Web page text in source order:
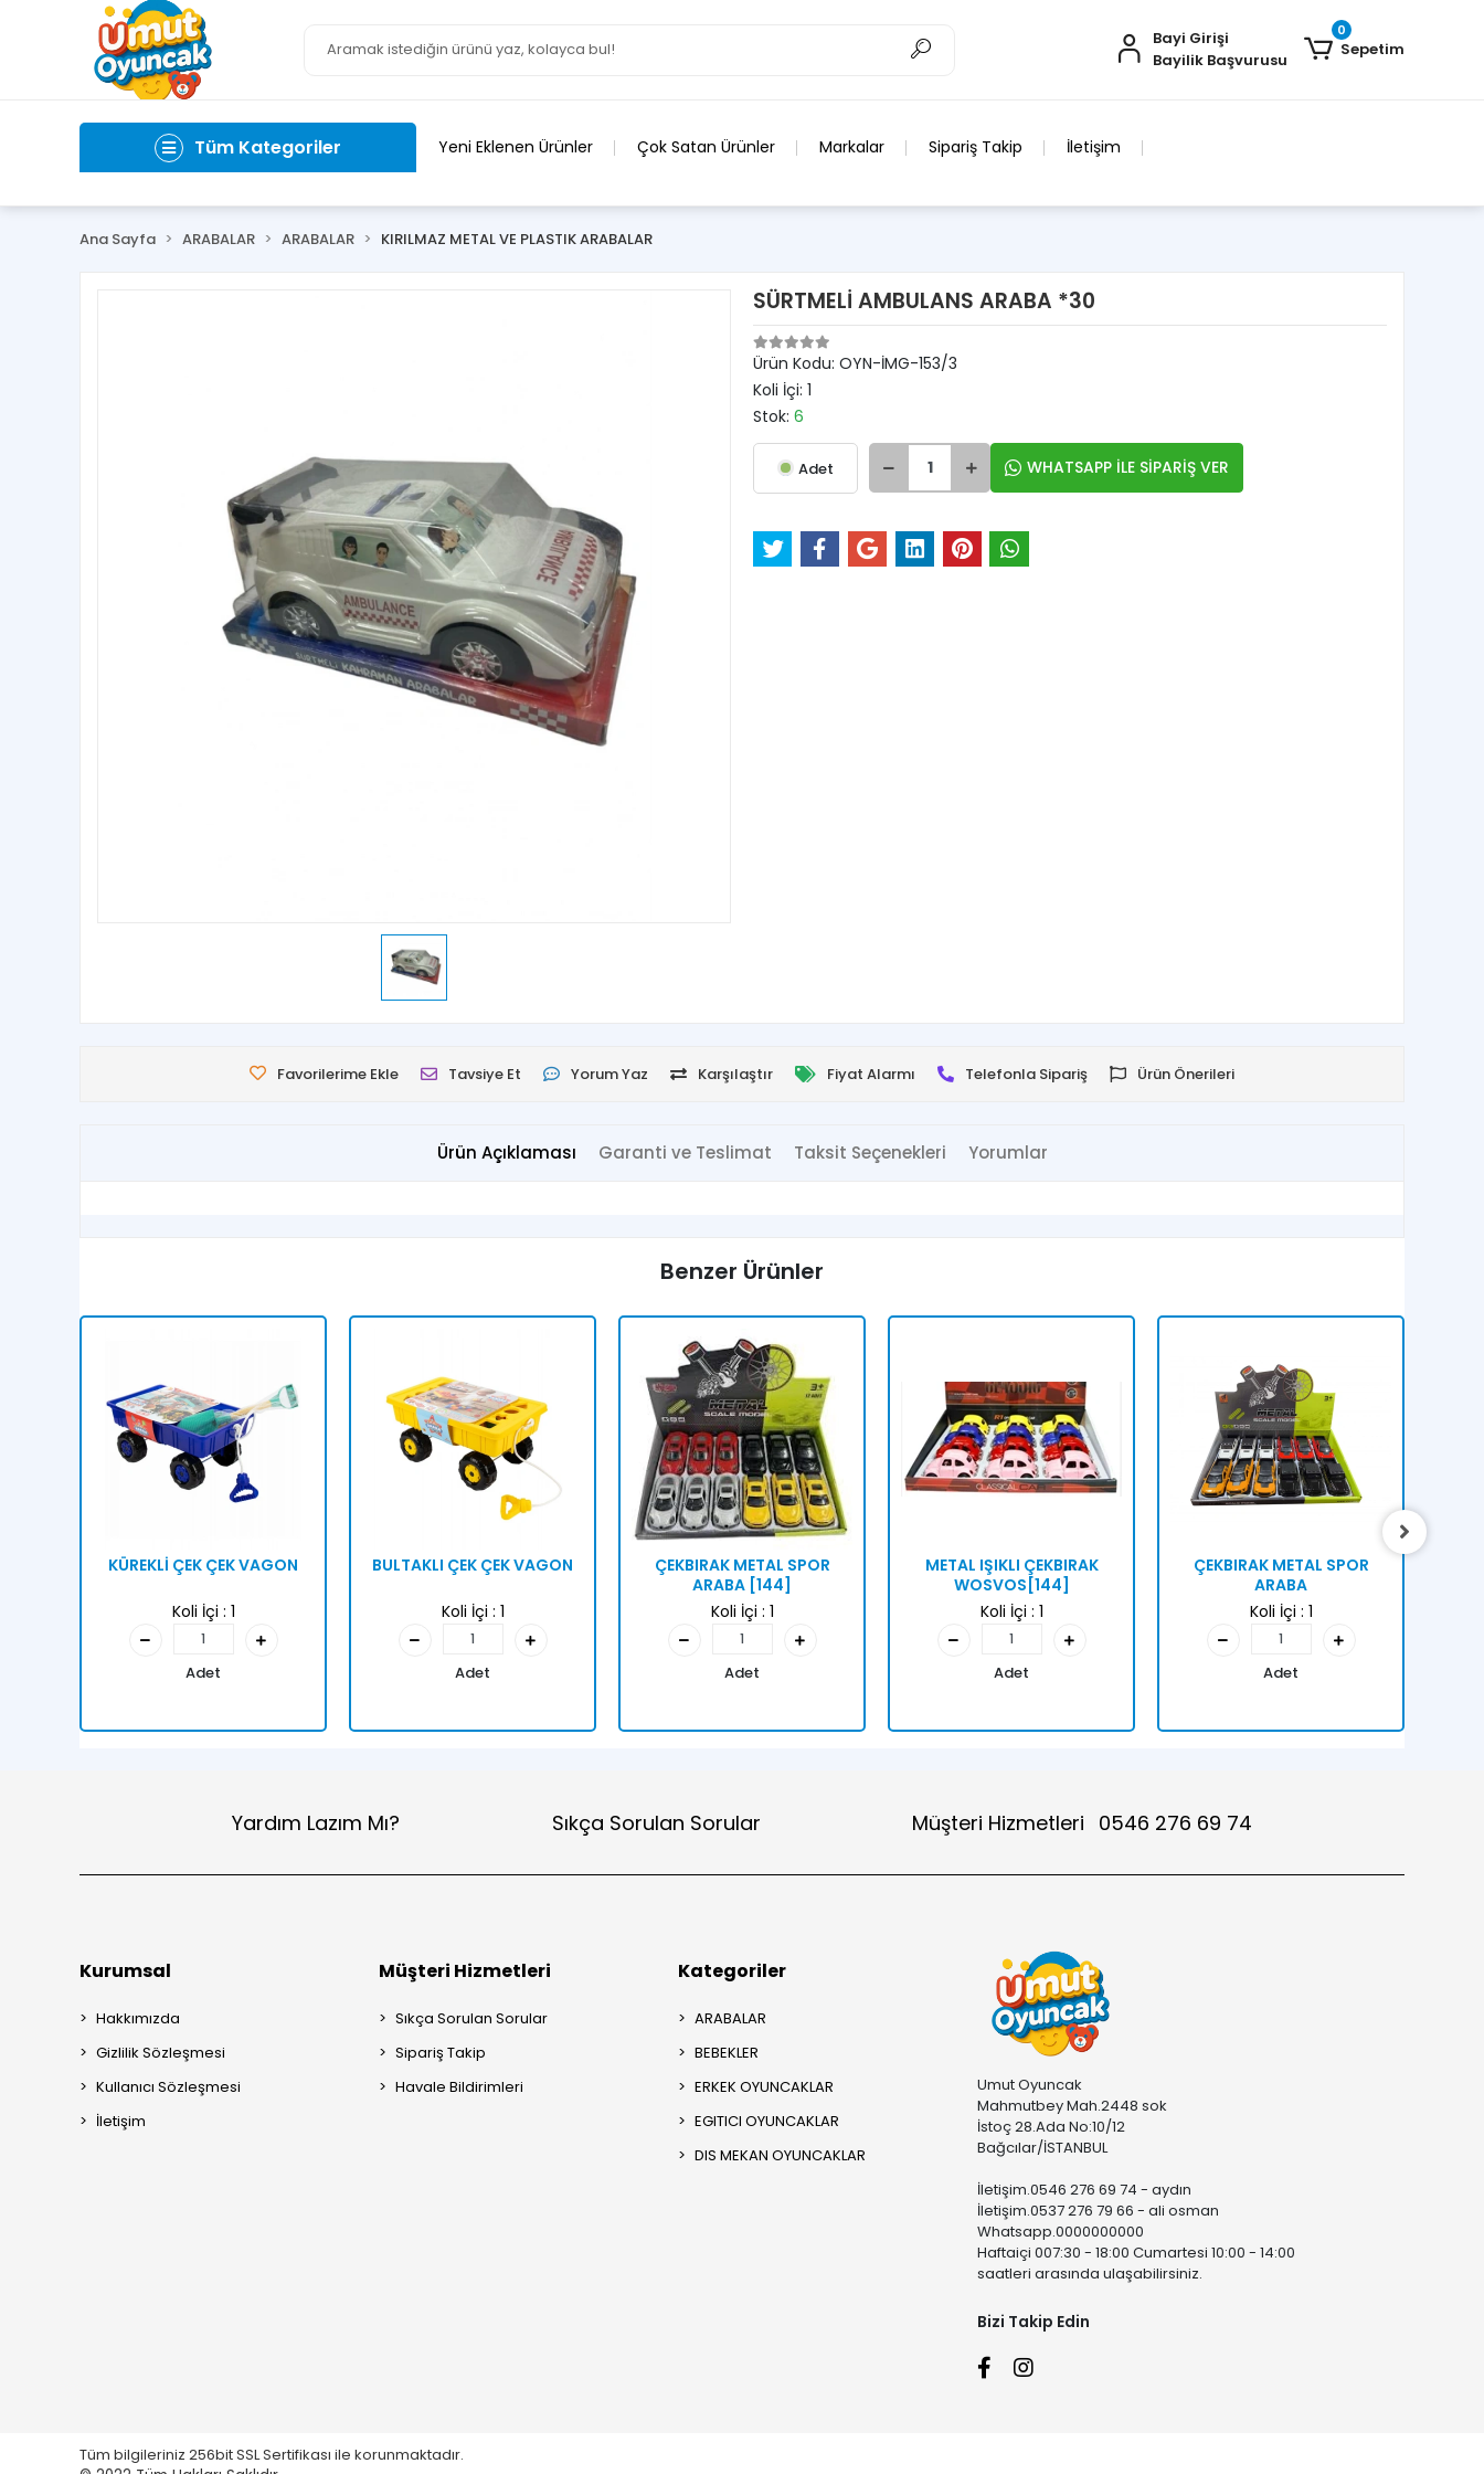
Bayi Girişi
Bayilik Başvurusu
0
Sepetim
Tüm Kategoriler Yeni Eklenen Ürünler Çok Satan Ürünler Markalar Sipariş Takip İletişim
Ana Sayfa ARABALAR ARABALAR KIRILMAZ METAL VE PLASTIK ARABALAR
SÜRTMELİ AMBULANS ARABA *30
Ürün Kodu: OYN-İMG-153/3
Koli İçi: 1
Stok: 6
Adet WHATSAPP İLE SİPARİŞ VER
Favorilerime Ekle Tavsiye Et Yorum Yaz Karşılaştır Fiyat Alarmı Telefonla Sipariş Ürün Önerileri
Ürün Açıklaması Garanti ve Teslimat Taksit Seçenekleri Yorumlar
Benzer Ürünler
KÜREKLİ ÇEK ÇEK VAGON
Koli İçi : 1
Adet
BULTAKLI ÇEK ÇEK VAGON
Koli İçi : 1
Adet
ÇEKBIRAK METAL SPOR
ARABA [144]
Koli İçi : 1
Adet
METAL IŞIKLI ÇEKBIRAK
WOSVOS[144]
Koli İçi : 1
Adet
ÇEKBIRAK METAL SPOR
ARABA
Koli İçi : 1
Adet
Yardım Lazım Mı? Sıkça Sorulan Sorular Müşteri Hizmetleri 0546 276 69 74
Kurumsal
Hakkımızda
Gizlilik Sözleşmesi
Kullanıcı Sözleşmesi
İletişim
Müşteri Hizmetleri
Sıkça Sorulan Sorular
Sipariş Takip
Havale Bildirimleri
Kategoriler
ARABALAR
BEBEKLER
ERKEK OYUNCAKLAR
EGITICI OYUNCAKLAR
DIS MEKAN OYUNCAKLAR
Umut Oyuncak
Mahmutbey Mah.2448 sok
İstoç 28.Ada No:10/12
Bağcılar/İSTANBUL
İletişim.0546 276 69 74 - aydın
İletişim.0537 276 79 66 - ali osman
Whatsapp.0000000000
Haftaiçi 007:30 - 18:00 Cumartesi 10:00 - 14:00
saatleri arasında ulaşabilirsiniz.
Bizi Takip Edin
Tüm bilgileriniz 256bit SSL Sertifikası ile korunmaktadır.